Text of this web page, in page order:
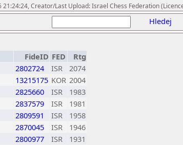
Creator/Last Upload: Israel Chess Federation
Hledej
FideID FED
Rtg
2802724 ISR
2074
13215175 KOR 2004
2825660 ISR
1983
2837579 ISR
1981
2809591 ISR
1958
2870045 ISR
1946
2800977 ISR
1931